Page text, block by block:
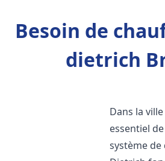
Besoin de
dietrich
Dans la
essentiel
système de